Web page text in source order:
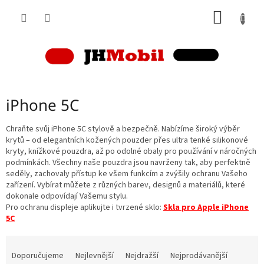
iPhone 5C
Chraňte svůj iPhone 5C stylově a bezpečně. Nabízíme široký výběr
krytů – od elegantních kožených pouzder přes ultra tenké silikonové
kryty, knížkové pouzdra, až po odolné obaly pro používání v náročných
podmínkách. Všechny naše pouzdra jsou navrženy tak, aby perfektně
seděly, zachovaly přístup ke všem funkcím a zvýšily ochranu Vašeho
zařízení. Vybírat můžete z různých barev, designů a materiálů, které
dokonale odpovídají Vašemu stylu.
Pro ochranu displeje aplikujte i tvrzené sklo: Skla pro Apple iPhone
5C
Doporučujeme Nejlevnější Nejdražší
Nejprodávanější